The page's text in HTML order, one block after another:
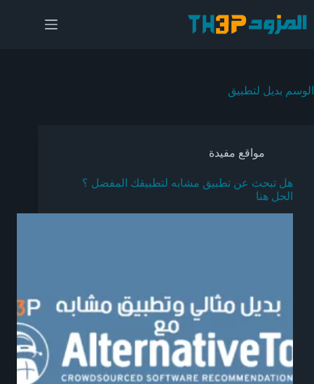
إلى
المحتوى
الوسم بديل لتطبيق
مواقع مفيدة
هل تبحث عن تطبيق مشابه لتطبيقك المفضل ؟
الحل هنا